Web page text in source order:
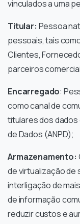
vinculados a uma
Titular: Pessoa
pessoais, tais
Clientes,
parceiros
Encarregado:
como canal de
titulares dos dados
de Dados (ANPD);
Armazenamento:
de virtualização de
interligação de
de informação
reduzir custos e